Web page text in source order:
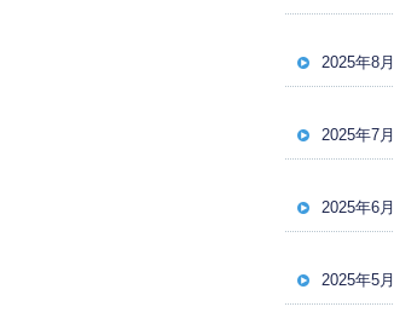
2025年8月
2025年7月
2025年6月
2025年5月